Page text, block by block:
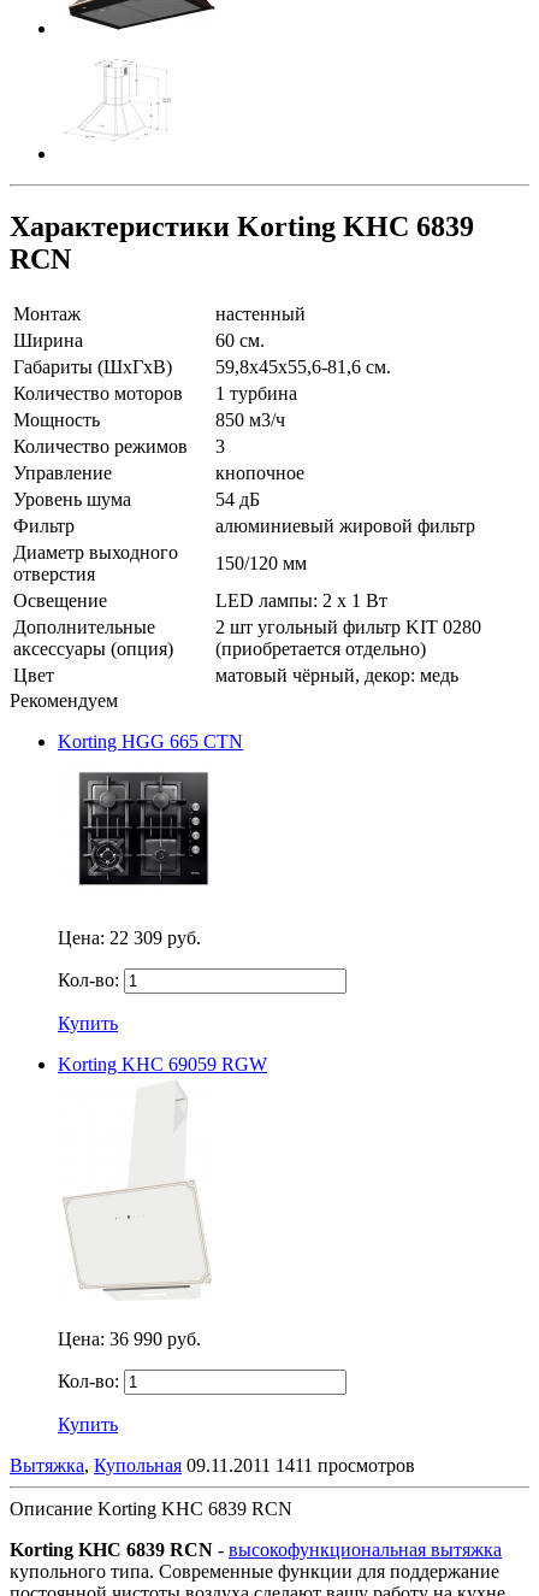
Характеристики Korting KHC 6839
RCN
Монтаж
настенный
Ширина
60 см.
Габариты (ШхГхВ)
59,8х45х55,6-81,6 см.
Количество моторов
1 турбина
Мощность
850 м3/ч
Количество режимов
3
Управление
кнопочное
Уровень шума
54 дБ
Фильтр
алюминиевый жировой фильтр
Диаметр выходного
отверстия
150/120 мм
Освещение
LED лампы: 2 х 1 Вт
Дополнительные
аксессуары (опция)
2 шт угольный фильтр KIT 0280
(приобретается отдельно)
Цвет
матовый чёрный, декор: медь
Рекомендуем
Korting HGG 665 CTN
Цена: 22 309 руб.
Кол-во:
Купить
Korting KHC 69059 RGW
Цена: 36 990 руб.
Кол-во:
Купить
Вытяжка, Купольная 09.11.2011 1411 просмотров
Описание Korting KHC 6839 RCN
Korting KHC 6839 RCN - высокофункциональная вытяжка
купольного типа. Современные функции для поддержание